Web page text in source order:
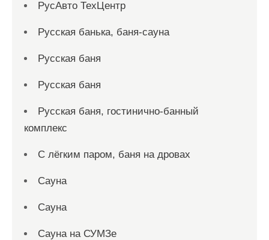
РусАвто ТехЦентр
Русская банька, баня-сауна
Русская баня
Русская баня
Русская баня, гостинично-банный
комплекс
С лёгким паром, баня на дровах
Сауна
Сауна
Сауна на СУМЗе